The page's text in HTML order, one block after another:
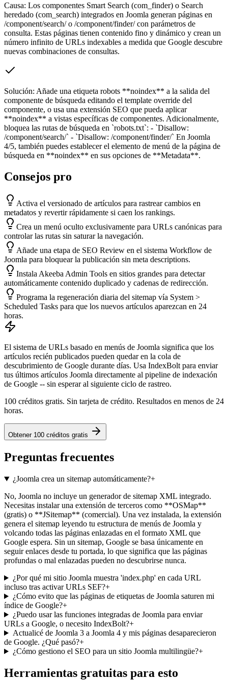
Causa: Los componentes Smart Search (com_finder) o Search
heredado (com_search) integrados en Joomla generan páginas en
/component/search/ o /component/finder/ con parámetros de
consulta. Estas páginas tienen contenido fino y dinámico y crean un
número infinito de URLs indexables a medida que Google descubre
nuevas combinaciones de consultas.
Solución: Añade una etiqueta robots **noindex** a la salida del
componente de búsqueda editando el template override del
componente, o usa una extensión SEO que pueda aplicar
**noindex** a vistas específicas de componentes. Adicionalmente,
bloquea las rutas de búsqueda en `robots.txt`: - `Disallow:
/component/search/` - `Disallow: /component/finder/` En Joomla
4/5, también puedes establecer el elemento de menú de la página de
búsqueda en **noindex** en sus opciones de **Metadata**.
Consejos pro
Activa el versionado de artículos para rastrear cambios en
metadatos y revertir rápidamente si caen los rankings.
Crea un menú oculto exclusivamente para URLs canónicas para
controlar las rutas sin saturar la navegación.
Añade una etapa de SEO Review en el sistema Workflow de
Joomla para bloquear la publicación sin meta descriptions.
Instala Akeeba Admin Tools en sitios grandes para detectar
automáticamente contenido duplicado y cadenas de redirección.
Programa la regeneración diaria del sitemap vía System >
Scheduled Tasks para que los nuevos artículos aparezcan en 24
horas.
El sistema de URLs basado en menús de Joomla significa que los
artículos recién publicados pueden quedar en la cola de
descubrimiento de Google durante días. Usa IndexBolt para enviar
tus últimos artículos Joomla directamente al pipeline de indexación
de Google -- sin esperar al siguiente ciclo de rastreo.
100 créditos gratis. Sin tarjeta de crédito. Resultados en menos de 24
horas.
Obtener 100 créditos gratis
Preguntas frecuentes
¿Joomla crea un sitemap automáticamente?+
No, Joomla no incluye un generador de sitemap XML integrado.
Necesitas instalar una extensión de terceros como **OSMap**
(gratis) o **JSitemap** (comercial). Una vez instalada, la extensión
genera el sitemap leyendo tu estructura de menús de Joomla y
volcando todas las páginas enlazadas en el formato XML que
Google espera. Sin un sitemap, Google se basa únicamente en
seguir enlaces desde tu portada, lo que significa que las páginas
profundas o mal enlazadas pueden no descubrirse nunca.
¿Por qué mi sitio Joomla muestra 'index.php' en cada URL
incluso tras activar URLs SEF?+
¿Cómo evito que las páginas de etiquetas de Joomla saturen mi
índice de Google?+
¿Puedo usar las funciones integradas de Joomla para enviar
URLs a Google, o necesito IndexBolt?+
Actualicé de Joomla 3 a Joomla 4 y mis páginas desaparecieron
de Google. ¿Qué pasó?+
¿Cómo gestiono el SEO para un sitio Joomla multilingüe?+
Herramientas gratuitas para esto